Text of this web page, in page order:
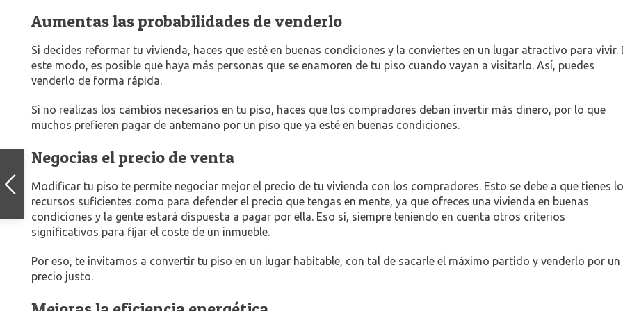
Aumentas las probabilidades de venderlo
Si decides reformar tu vivienda, haces que esté en buenas condiciones y la conviertes en un lugar atractivo para vivir.
este modo, es posible que haya más personas que se enamoren de tu piso cuando vayan a visitarlo. Así, puedes
venderlo de forma rápida.
Si no realizas los cambios necesarios en tu piso, haces que los compradores deban invertir más dinero, por lo que
muchos prefieren pagar de antemano por un piso que ya esté en buenas condiciones.
Negocias el precio de venta
Modificar tu piso te permite negociar mejor el precio de tu vivienda con los compradores. Esto se debe a que tienes
recursos suficientes como para defender el precio que tengas en mente, ya que ofreces una vivienda en buenas
condiciones y la gente estará dispuesta a pagar por ella. Eso sí, siempre teniendo en cuenta otros criterios
significativos para fijar el coste de un inmueble.
Por eso, te invitamos a convertir tu piso en un lugar habitable, con tal de sacarle el máximo partido y venderlo por un
precio justo.